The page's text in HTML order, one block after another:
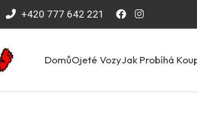
+420 777 642 221
DomůOjeté VozyJak Probíhá